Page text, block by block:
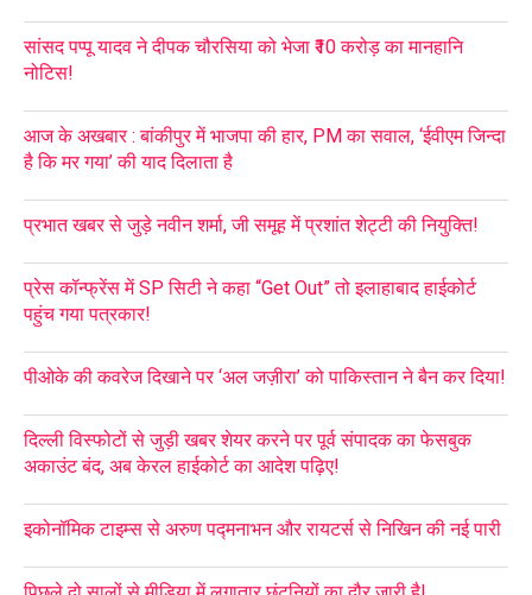
सांसद पप्पू यादव ने दीपक चौरसिया को भेजा ₹10 करोड़ का मानहानि
नोटिस!
आज के अखबार : बांकीपुर में भाजपा की हार, PM का सवाल, ‘ईवीएम जिन्दा
है कि मर गया’ की याद दिलाता है
प्रभात खबर से जुड़े नवीन शर्मा, जी समूह में प्रशांत शेट्टी की नियुक्ति!
प्रेस कॉन्फ्रेंस में SP सिटी ने कहा “Get Out” तो इलाहाबाद हाईकोर्ट
पहुंच गया पत्रकार!
पीओके की कवरेज दिखाने पर ‘अल जज़ीरा’ को पाकिस्तान ने बैन कर दिया!
दिल्ली विस्फोटों से जुड़ी खबर शेयर करने पर पूर्व संपादक का फेसबुक
अकाउंट बंद, अब केरल हाईकोर्ट का आदेश पढ़िए!
इकोनॉमिक टाइम्स से अरुण पद्मनाभन और रायटर्स से निखिन की नई पारी